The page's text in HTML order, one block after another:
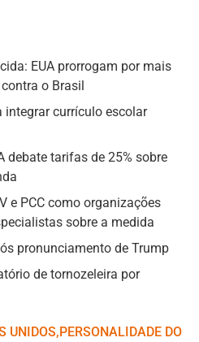
EUA prorrogam por mais
o Brasil
currículo escolar
debate tarifas de 25% sobre
e PCC como organizações
sobre a medida
pronunciamento de Trump
de tornozeleira por
UNIDOS,ㅤPERSONALIDADE DO